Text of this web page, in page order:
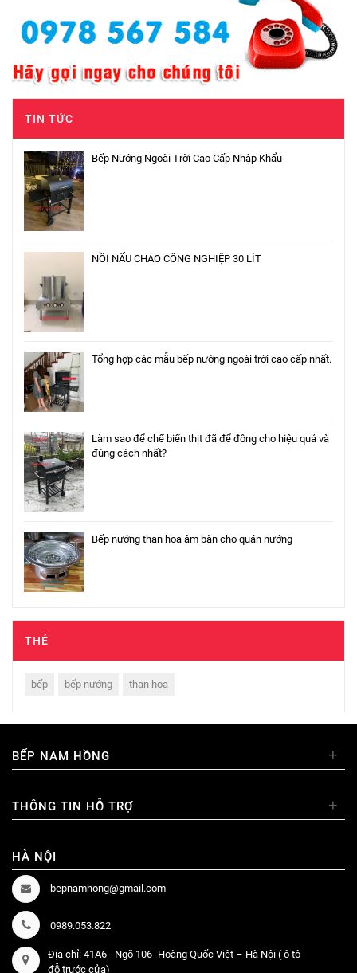
TIN TỨC
Bếp Nướng Ngoài Trời Cao Cấp Nhập Khẩu
NỒI NẤU CHÁO CÔNG NGHIỆP 30 LÍT
Tổng hợp các mẫu bếp nướng ngoài trời cao cấp nhất.
Làm sao để chế biến thịt đã để đông cho hiệu quả và
đúng cách nhất?
Bếp nướng than hoa âm bàn cho quán nướng
THẺ
bếp bếp nướng than hoa
BẾP NAM HỒNG +
THÔNG TIN HỖ TRỢ +
HÀ NỘI
bepnamhong@gmail.com
0989.053.822
Địa chỉ: 41A6 - Ngõ 106- Hoàng Quốc Việt – Hà Nội ( ô tô
đỗ trước cửa)